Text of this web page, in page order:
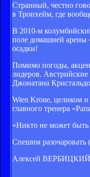
Странный, честно
в Тронхейм, где
В 2010-м
поле домашней арены
осадки!
Помимо погоды,
лидеров.
Джонатана
Wien Krone, целиком и
главного тренера
«Никто не может быть
Спешим разочаровать
Алексей ВЕРБИЦКИЙ